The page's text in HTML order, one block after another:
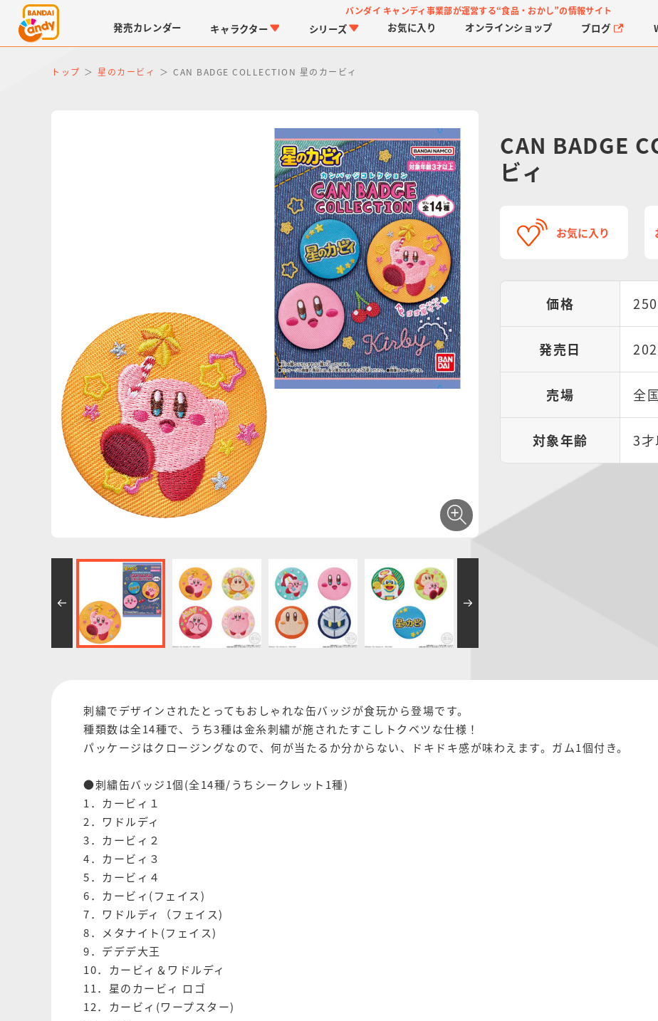
バンダイ キャンディ事業部が運営する“食品・おかし”の情報サイト
発売カレンダー キャラクター
仮面ライダーシリーズ
PROJECT R.E.D.・ス
ーパー戦隊シリーズ
シリーズ
つりグミ
お気に入り オンラインショップ ブログ
トップ 星のカービィ CAN BADGE COLLECTION 星のカービィ
CAN BADGE
ビィ
お気に入り
価格
発売日
売場 全
対象年齢 3才
刺繍でデザインされたとってもおしゃれな缶バッジが食玩から登場です。
種類数は全14種で、うち3種は金糸刺繍が施されたすこしトクベツな仕様！
パッケージはクロージングなので、何が当たるか分からない、ドキドキ感が味わえます。ガム1個付き。
●刺繍缶バッジ1個(全14種/うちシークレット1種)
1．カービィ１
2．ワドルディ
3．カービィ２
4．カービィ３
5．カービィ４
6．カービィ(フェイス)
7．ワドルディ（フェイス)
8．メタナイト(フェイス)
9．デデデ大王
10．カービィ＆ワドルディ
11．星のカービィ ロゴ
12．カービィ(ワープスター)